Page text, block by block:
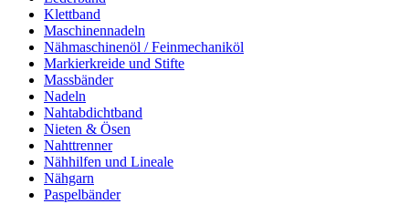
Klettband
Maschinennadeln
Nähmaschinenöl / Feinmechaniköl
Markierkreide und Stifte
Massbänder
Nadeln
Nahtabdichtband
Nieten & Ösen
Nahttrenner
Nähhilfen und Lineale
Nähgarn
Paspelbänder